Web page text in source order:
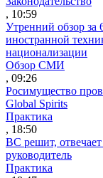
, 10:59
Утренний обзор за
иностранной
национализации
Обзор СМИ
, 09:26
Росимущество
Global Spirits
Практика
, 18:50
ВС решит,
руководитель
Практика